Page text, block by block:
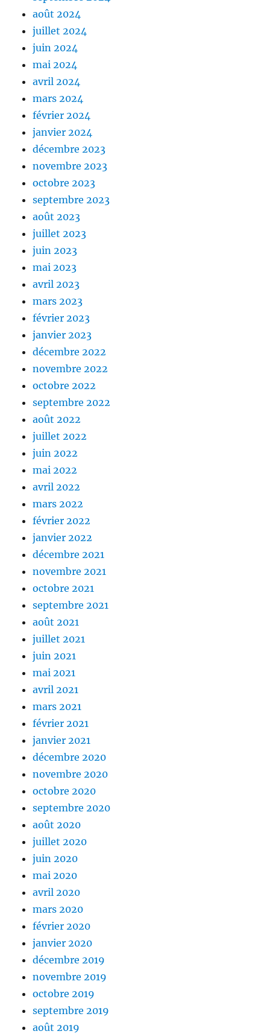
août 2024
juillet 2024
juin 2024
mai 2024
avril 2024
mars 2024
février 2024
janvier 2024
décembre 2023
novembre 2023
octobre 2023
septembre 2023
août 2023
juillet 2023
juin 2023
mai 2023
avril 2023
mars 2023
février 2023
janvier 2023
décembre 2022
novembre 2022
octobre 2022
septembre 2022
août 2022
juillet 2022
juin 2022
mai 2022
avril 2022
mars 2022
février 2022
janvier 2022
décembre 2021
novembre 2021
octobre 2021
septembre 2021
août 2021
juillet 2021
juin 2021
mai 2021
avril 2021
mars 2021
février 2021
janvier 2021
décembre 2020
novembre 2020
octobre 2020
septembre 2020
août 2020
juillet 2020
juin 2020
mai 2020
avril 2020
mars 2020
février 2020
janvier 2020
décembre 2019
novembre 2019
octobre 2019
septembre 2019
août 2019